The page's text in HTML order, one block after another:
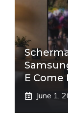
E Come
June 1,